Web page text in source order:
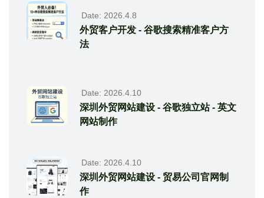
Date: 2026.4.8
外贸客户开发 - 谷歌搜索精准客户方
法
Date: 2026.4.10
深圳外贸网站建设 - 谷歌独立站 - 英文
网站制作
Date: 2026.4.10
深圳外贸网站建设 - 贸易公司官网制
作